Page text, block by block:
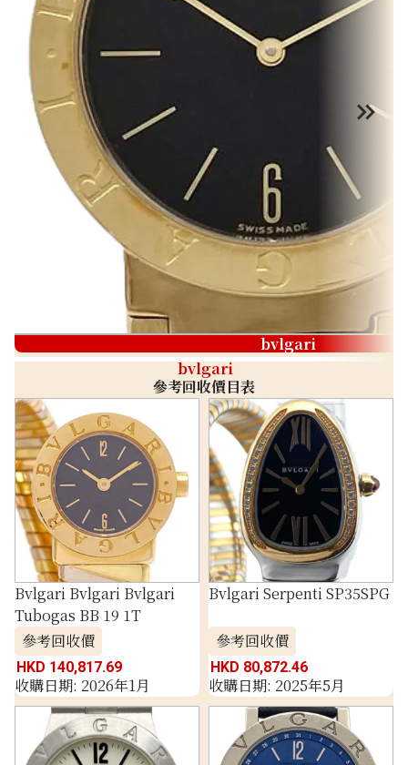
bvlgari
bvlgari
參考回收價目表
Bvlgari Bvlgari Bvlgari
Tubogas BB 19 1T
參考回收價
HKD 140,817.69
收購日期: 2026年1月
Bvlgari Serpenti SP35SPG
參考回收價
HKD 80,872.46
收購日期: 2025年5月